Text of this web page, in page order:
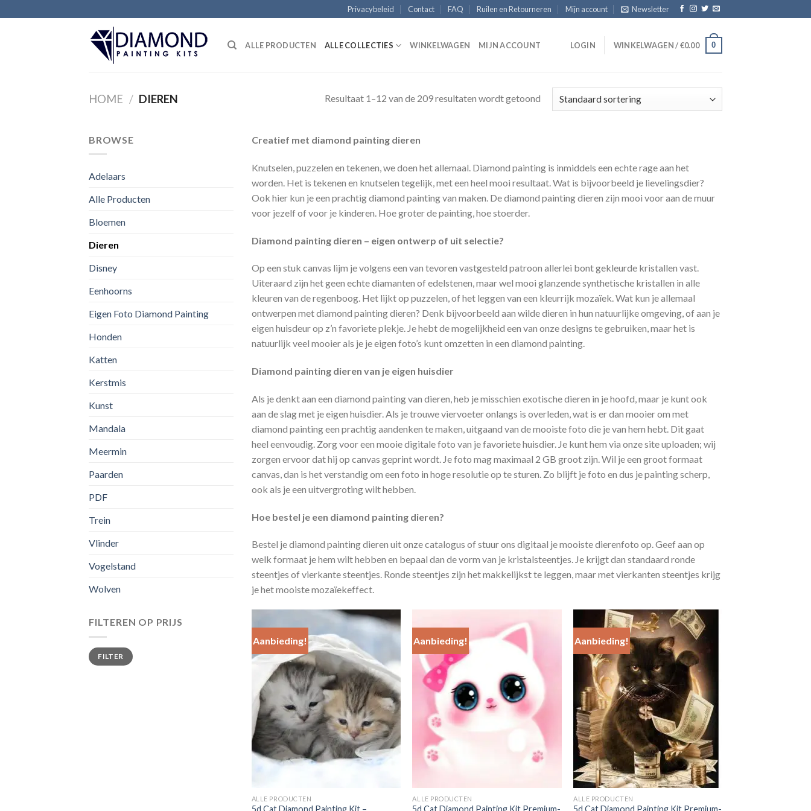
naar
Privacybeleid Contact FAQ Ruilen en Retourneren Mijn account Newsletter
ALLE PRODUCTEN ALLE COLLECTIES WINKELWAGEN MIJN ACCOUNT LOGIN WINKELWAGEN /€0.00 0
HOME / DIEREN Resultaat 1–12 van de 209 resultaten wordt getoond
BROWSE
Adelaars
Alle Producten
Bloemen
Dieren
Disney
Eenhoorns
Eigen Foto Diamond Painting
Honden
Katten
Kerstmis
Kunst
Mandala
Meermin
Paarden
PDF
Trein
Vlinder
Vogelstand
Wolven
FILTEREN OP PRIJS
Min.
prijs
Max.
prijsFILTER
Creatief met diamond painting dieren
Knutselen, puzzelen en tekenen, we doen het allemaal. Diamond painting is inmiddels een echte rage aan het
worden. Het is tekenen en knutselen tegelijk, met een heel mooi resultaat. Wat is bijvoorbeeld je lievelingsdier?
Ook hier kun je een prachtig diamond painting van maken. De diamond painting dieren zijn mooi voor aan de muur
voor jezelf of voor je kinderen. Hoe groter de painting, hoe stoerder.
Diamond painting dieren – eigen ontwerp of uit selectie?
Op een stuk canvas lijm je volgens een van tevoren vastgesteld patroon allerlei bont gekleurde kristallen vast.
Uiteraard zijn het geen echte diamanten of edelstenen, maar wel mooi glanzende synthetische kristallen in alle
kleuren van de regenboog. Het lijkt op puzzelen, of het leggen van een kleurrijk mozaïek. Wat kun je allemaal
ontwerpen met diamond painting dieren? Denk bijvoorbeeld aan wilde dieren in hun natuurlijke omgeving, of aan je
eigen huisdeur op z’n favoriete plekje. Je hebt de mogelijkheid een van onze designs te gebruiken, maar het is
natuurlijk veel mooier als je je eigen foto’s kunt omzetten in een diamond painting.
Diamond painting dieren van je eigen huisdier
Als je denkt aan een diamond painting van dieren, heb je misschien exotische dieren in je hoofd, maar je kunt ook
aan de slag met je eigen huisdier. Als je trouwe viervoeter onlangs is overleden, wat is er dan mooier om met
diamond painting een prachtig aandenken te maken, uitgaand van de mooiste foto die je van hem hebt. Dit gaat
heel eenvoudig. Zorg voor een mooie digitale foto van je favoriete huisdier. Je kunt hem via onze site uploaden; wij
zorgen ervoor dat hij op canvas geprint wordt. Je foto mag maximaal 2 GB groot zijn. Wil je een groot formaat
canvas, dan is het verstandig om een foto in hoge resolutie op te sturen. Zo blijft je foto en dus je painting scherp,
ook als je een uitvergroting wilt hebben.
Hoe bestel je een diamond painting dieren?
Bestel je diamond painting dieren uit onze catalogus of stuur ons digitaal je mooiste dierenfoto op. Geef aan op
welk formaat je hem wilt hebben en bepaal dan de vorm van je kristalsteentjes. Je krijgt dan standaard ronde
steentjes of vierkante steentjes. Ronde steentjes zijn het makkelijkst te leggen, maar met vierkanten steentjes krijg
je het mooiste mozaïekeffect.
Aanbieding!
Add to
Wishlist
ALLE PRODUCTEN
Aanbieding!
Add to
Wishlist
ALLE PRODUCTEN
Aanbieding!
Add to
Wishlist
ALLE PRODUCTEN